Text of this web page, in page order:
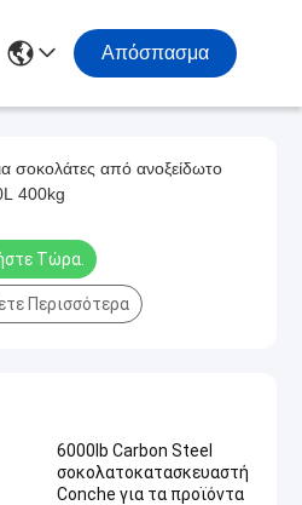
Απόσπασμα
σοκολάτες από ανοξείδωτο
400kg
Τώρα.
Περισσότερα
6000lb Carbon Steel
σοκολατοκατασκευαστή
Conche για τα προϊόντα